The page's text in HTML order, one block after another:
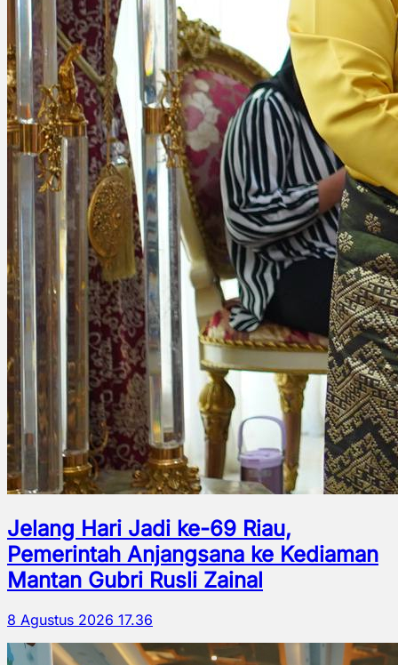
Jelang Hari Jadi ke-69 Riau,
Pemerintah Anjangsana ke Kediaman
Mantan Gubri Rusli Zainal
8 Agustus 2026 17.36